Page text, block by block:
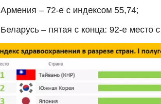
Армения – 72-е с индексом 55,74;
Беларусь – пятая с конца: 92-е место